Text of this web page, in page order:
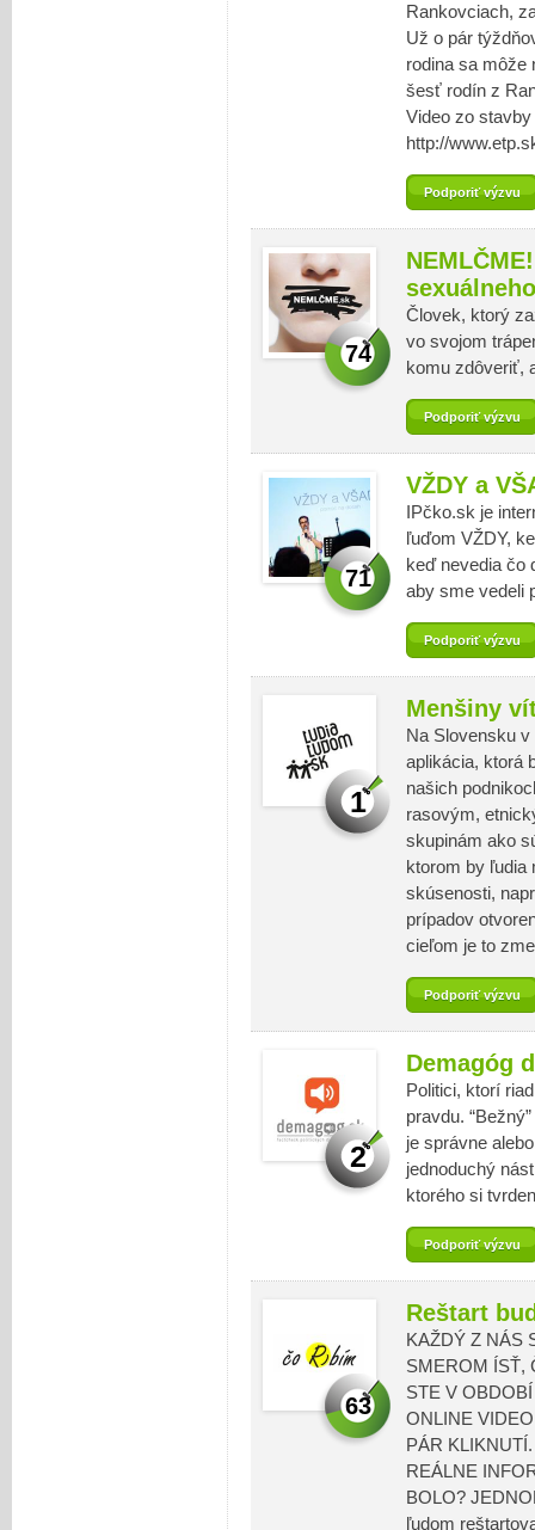
Rankovciach,
Už o pár
rodina sa môže
šesť rodín z
Video zo
http://
Podporiť výzvu
74
Človek, ktorý
vo svojom
komu zdôveriť,
Podporiť výzvu
71
VŽDY a
IPčko.sk je
ľuďom VŽDY,
keď nevedia čo
aby sme vedeli
Podporiť výzvu
1
Menšiny
Na Slovensku
aplikácia, ktorá
našich
rasovým,
skupinám ako
ktorom by ľudia
skúsenosti,
prípadov
cieľom je to
Podporiť výzvu
2
Demagóg
Politici, ktorí
pravdu.
je správne
jednoduchý
ktorého si
Podporiť výzvu
63
Reštart
KAŽDÝ Z NÁS
SMEROM ÍSŤ,
STE V
ONLINE
PÁR
REÁLNE
BOLO?
ľudom